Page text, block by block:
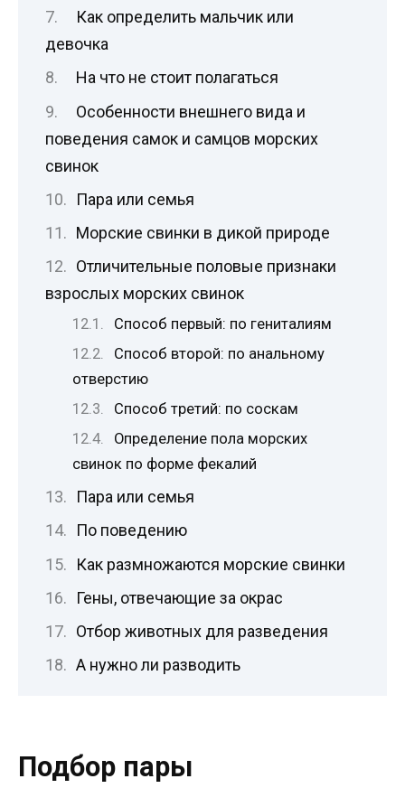
Как определить мальчик или
девочка
На что не стоит полагаться
Особенности внешнего вида и
поведения самок и самцов морских
свинок
Пара или семья
Морские свинки в дикой природе
Отличительные половые признаки
взрослых морских свинок
Способ первый: по гениталиям
Способ второй: по анальному
отверстию
Способ третий: по соскам
Определение пола морских
свинок по форме фекалий
Пара или семья
По поведению
Как размножаются морские свинки
Гены, отвечающие за окрас
Отбор животных для разведения
А нужно ли разводить
Подбор пары